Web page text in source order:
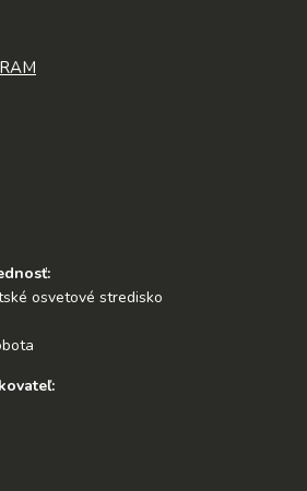
osvetové stredisko